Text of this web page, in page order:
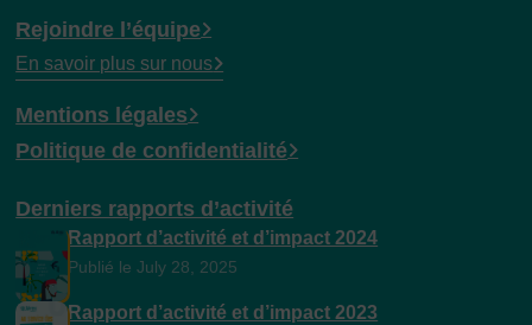
Rejoindre l’équipe
En savoir plus sur nous
Mentions légales
Politique de confidentialité
Derniers rapports d’activité
Rapport d’activité et d’impact 2024
Publié le July 28, 2025
Rapport d’activité et d’impact 2023